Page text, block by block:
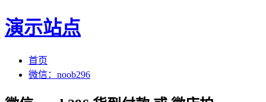
演示站点
首页
微信：noob296